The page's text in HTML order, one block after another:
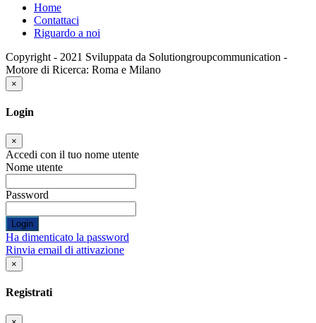
Home
Contattaci
Riguardo a noi
Copyright - 2021 Sviluppata da Solutiongroupcommunication -
Motore di Ricerca: Roma e Milano
×
Login
×
Accedi con il tuo nome utente
Nome utente
Password
Login
Ha dimenticato la password
Rinvia email di attivazione
×
Registrati